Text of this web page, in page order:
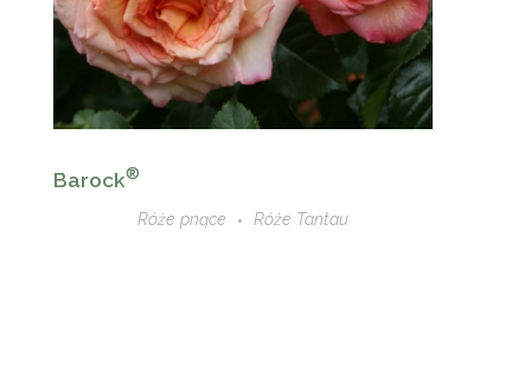
Barock®
Róże pnące Róże Tantau